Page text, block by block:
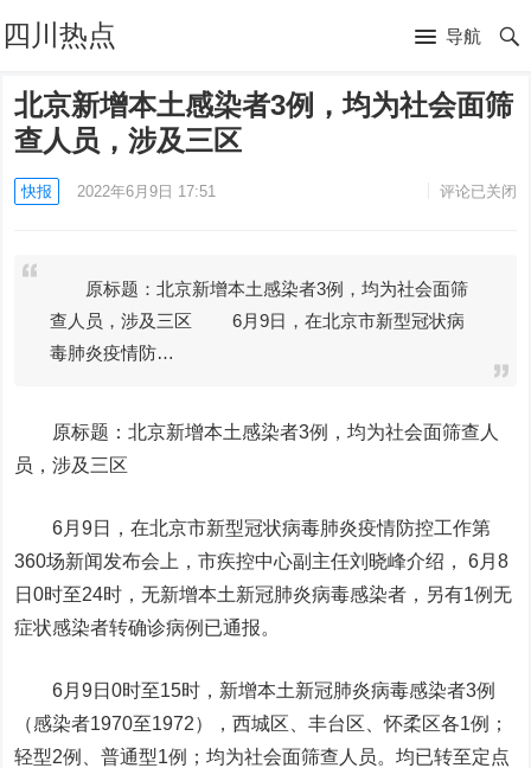
四川热点 导航
北京新增本土感染者3例，均为社会面筛
查人员，涉及三区
快报 2022年6月9日 17:51 评论已关闭
原标题：北京新增本土感染者3例，均为社会面筛
查人员，涉及三区 6月9日，在北京市新型冠状病
毒肺炎疫情防…
原标题：北京新增本土感染者3例，均为社会面筛查人
员，涉及三区
6月9日，在北京市新型冠状病毒肺炎疫情防控工作第
360场新闻发布会上，市疾控中心副主任刘晓峰介绍， 6月8
日0时至24时，无新增本土新冠肺炎病毒感染者，另有1例无
症状感染者转确诊病例已通报。
6月9日0时至15时，新增本土新冠肺炎病毒感染者3例
（感染者1970至1972），西城区、丰台区、怀柔区各1例；
轻型2例、普通型1例；均为社会面筛查人员。均已转至定点